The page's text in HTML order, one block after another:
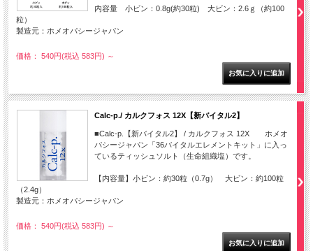
内容量 小ビン：0.8g(約30粒) 大ビン：2.6ｇ（約100
粒）
製造元：ホメオパシージャパン
価格： 540円(税込 583円) ～
Calc-p./ カルクフォス 12X【新バイタル2】
■Calc-p.【新バイタル2】 / カルクフォス 12X ホメオ
パシージャパン「36バイタルエレメントキット」に入っ
ているティッシュソルト（生命組織塩）です。
【内容量】小ビン：約30粒（0.7g） 大ビン：約100粒
（2.4g）
製造元：ホメオパシージャパン
価格： 540円(税込 583円) ～